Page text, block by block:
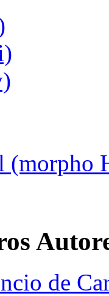
(morpho
de